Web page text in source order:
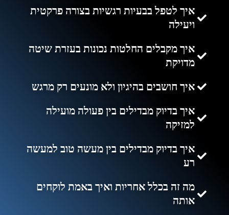
איך לטפל בבעיות רגשיות בצורה פרקטית
ויעילה
איך מקבלים החלטות נכונות בעזרת שיטה
מדויקת
איך חושבים בהיגיון ולא מונעים רק מרגש
איך בדיוק מבדילים בין פעולה מועילה
למזיקה
איך בדיוק מבדילים בין מעשה טוב למעשה
רע
מה זה בכלל אחריות ואיך באמת לוקחים
אותה